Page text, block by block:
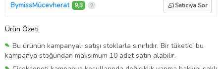
BymissMücevherat 9,3 Satıcıya Sor
Ürün Özeti
Bu ürünün kampanyalı satışı stoklarla sınırlıdır. Bir tüketici bu
kampanya stoğundan maksimum 10 adet satın alabilir.